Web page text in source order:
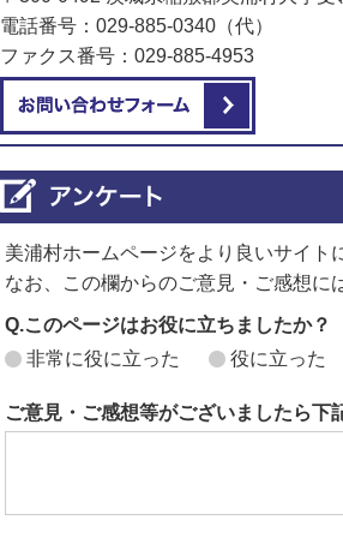
電話番号：029-885-0340（代）
ファクス番号：029-885-4953
美浦村ホームページをより良いサイト
なお、この欄からのご意見・ご感想に
Q.このページはお役に立ちましたか？
非常に役に立った
役に立った
ご意見・ご感想等がございましたら下